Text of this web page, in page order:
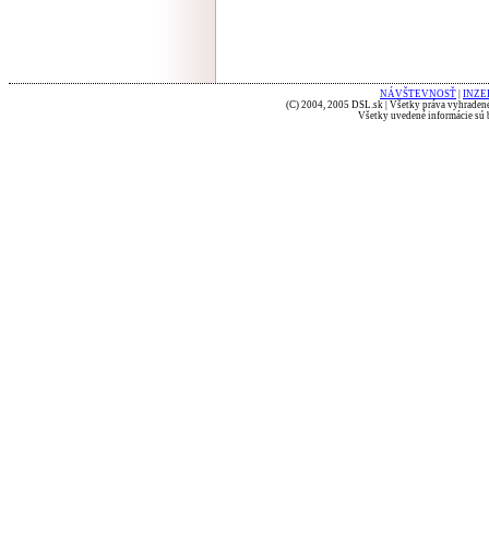
NÁVŠTEVNOSŤ
(C) 2004, 2005 DSL.sk | Všetky práva
Všetky uvedené informácie sú